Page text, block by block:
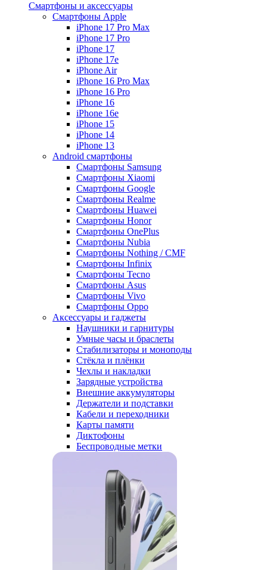
Смартфоны и аксессуары
Смартфоны Apple
iPhone 17 Pro Max
iPhone 17 Pro
iPhone 17
iPhone 17e
iPhone Air
iPhone 16 Pro Max
iPhone 16 Pro
iPhone 16
iPhone 16e
iPhone 15
iPhone 14
iPhone 13
Android cмартфоны
Смартфоны Samsung
Смартфоны Xiaomi
Смартфоны Google
Смартфоны Realme
Смартфоны Huawei
Смартфоны Honor
Смартфоны OnePlus
Смартфоны Nubia
Смартфоны Nothing / CMF
Смартфоны Infinix
Смартфоны Tecno
Смартфоны Asus
Смартфоны Vivo
Смартфоны Oppo
Аксессуары и гаджеты
Наушники и гарнитуры
Умные часы и браслеты
Стабилизаторы и моноподы
Стёкла и плёнки
Чехлы и накладки
Зарядные устройства
Внешние аккумуляторы
Держатели и подставки
Кабели и переходники
Карты памяти
Диктофоны
Беспроводные метки